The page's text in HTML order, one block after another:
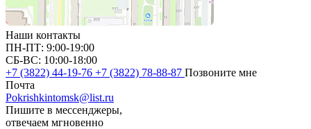
Наши контакты
ПН-ПТ: 9:00-19:00
СБ-ВС: 10:00-18:00
+7 (3822) 44-19-76 +7 (3822) 78-88-87 Позвоните мне
Почта
Pokrishkintomsk@list.ru
Пишите в мессенджеры,
отвечаем мгновенно